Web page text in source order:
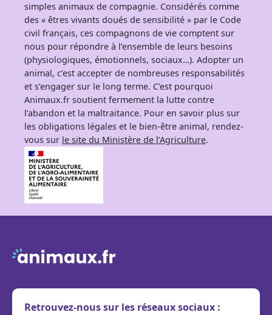
simples animaux de compagnie. Considérés comme
des « êtres vivants doués de sensibilité » par le Code
civil français, ces compagnons de vie comptent sur
nous pour répondre à l’ensemble de leurs besoins
(physiologiques, émotionnels, sociaux…). Adopter un
animal, c’est accepter de nombreuses responsabilités
et s’engager sur le long terme. C’est pourquoi
Animaux.fr soutient fermement la lutte contre
l’abandon et la maltraitance. Pour en savoir plus sur
les obligations légales et le bien-être animal, rendez-
vous sur le site du Ministère de l’Agriculture.
Retrouvez-nous sur les réseaux sociaux :